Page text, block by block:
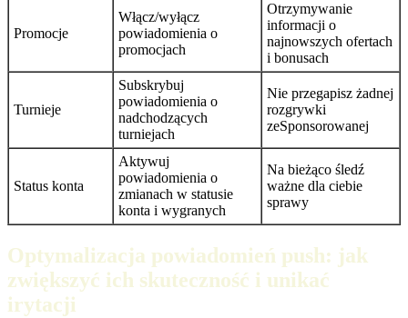
Promocje
Włącz/wyłącz
powiadomienia o
promocjach
Otrzymywanie
informacji o
najnowszych ofertach
i bonusach
Turnieje
Subskrybuj
powiadomienia o
nadchodzących
turniejach
Nie przegapisz żadnej
rozgrywki
zeSponsorowanej
Status konta
Aktywuj
powiadomienia o
zmianach w statusie
konta i wygranych
Na bieżąco śledź
ważne dla ciebie
sprawy
Optymalizacja powiadomień push: jak
zwiększyć ich skuteczność i unikać
irytacji